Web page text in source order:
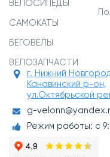
ВЕЛОСИПЕДЫ
САМОКАТЫ
БЕГОВЕЛЫ
ВЕЛОЗАПЧАСТИ
г. Нижний
Канавинский р-он,
ул.Октябрьской
g-
Режим работы: с